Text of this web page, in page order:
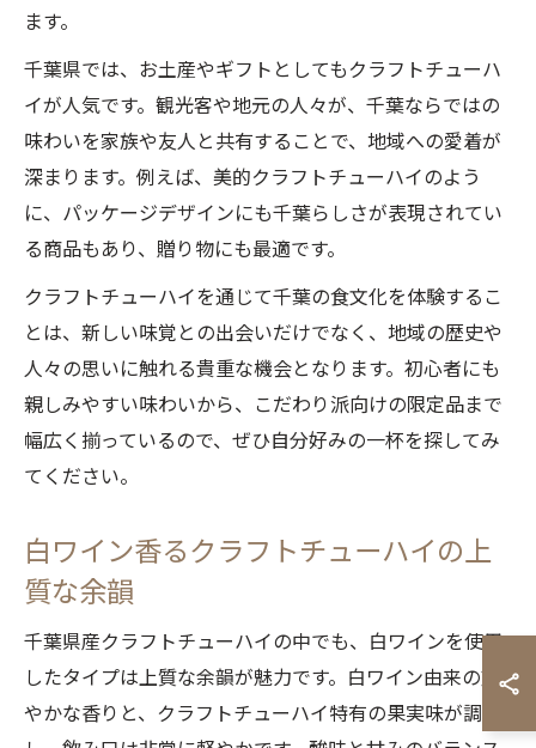
ます。
千葉県では、お土産やギフトとしてもクラフトチューハ
イが人気です。観光客や地元の人々が、千葉ならではの
味わいを家族や友人と共有することで、地域への愛着が
深まります。例えば、美的クラフトチューハイのよう
に、パッケージデザインにも千葉らしさが表現されてい
る商品もあり、贈り物にも最適です。
クラフトチューハイを通じて千葉の食文化を体験するこ
とは、新しい味覚との出会いだけでなく、地域の歴史や
人々の思いに触れる貴重な機会となります。初心者にも
親しみやすい味わいから、こだわり派向けの限定品まで
幅広く揃っているので、ぜひ自分好みの一杯を探してみ
てください。
白ワイン香るクラフトチューハイの上
質な余韻
千葉県産クラフトチューハイの中でも、白ワインを使用
したタイプは上質な余韻が魅力です。白ワイン由来の爽
やかな香りと、クラフトチューハイ特有の果実味が調和